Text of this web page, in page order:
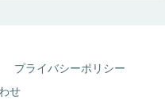
プライバシーポリシー
せ